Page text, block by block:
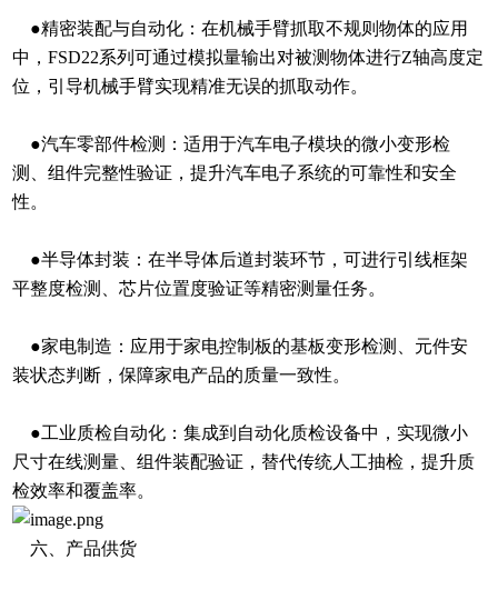
●精密装配与自动化：在机械手臂抓取不规则物体的应用
中，FSD22系列可通过模拟量输出对被测物体进行Z轴高度定
位，引导机械手臂实现精准无误的抓取动作。
●汽车零部件检测：适用于汽车电子模块的微小变形检
测、组件完整性验证，提升汽车电子系统的可靠性和安全
性。
●半导体封装：在半导体后道封装环节，可进行引线框架
平整度检测、芯片位置度验证等精密测量任务。
●家电制造：应用于家电控制板的基板变形检测、元件安
装状态判断，保障家电产品的质量一致性。
●工业质检自动化：集成到自动化质检设备中，实现微小
尺寸在线测量、组件装配验证，替代传统人工抽检，提升质
检效率和覆盖率。
六、产品供货